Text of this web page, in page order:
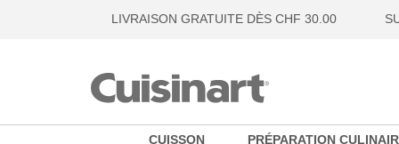
LIVRAISON GRATUITE DÈS CHF 30.00
CUISSON PRÉPARATION